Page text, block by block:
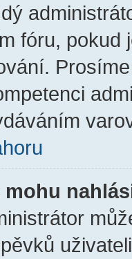
fóru, pokud
mohu